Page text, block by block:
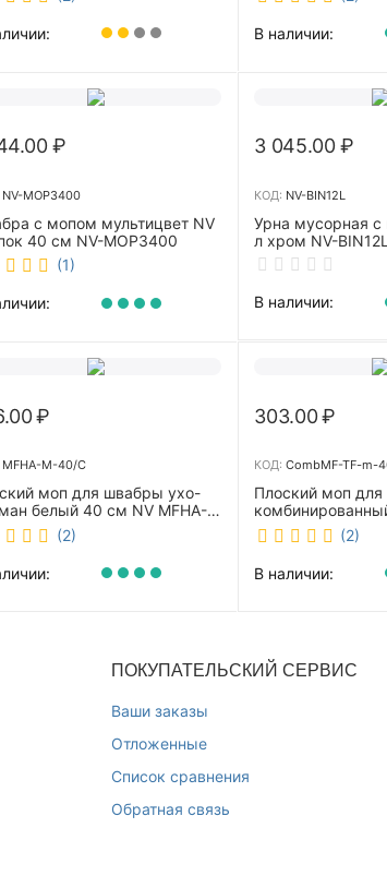
В наличии:
₽
NV-MOP3400
с мопом мультицвет NV
40 см NV-MOP3400
(1)
3 045.00 ₽
КОД: NV-BIN12L
Урна мусорная с
л хром NV-BIN12L
В наличии:
₽
MFHA-M-40/C
моп для швабры ухо-
белый 40 см NV MFHA-
C
(2)
303.00₽
КОД: CombMF-TF-m-
Плоский моп
бежевый 40 см
m-40/C
(2)
В наличии:
ПОКУПАТЕЛЬСКИЙ СЕРВИС
Ваши заказы
Отложенные
Список сравнения
Обратная связь